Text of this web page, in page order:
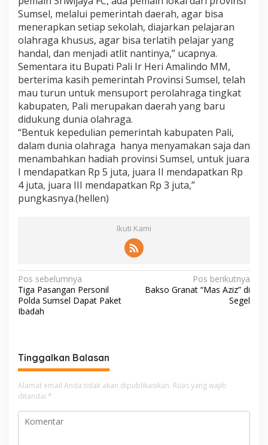
Sumsel, melalui pemerintah daerah, agar bisa
menerapkan setiap sekolah, diajarkan pelajaran
olahraga khusus, agar bisa terlatih pelajar yang
handal, dan menjadi atlit nantinya,” ucapnya.
Sementara itu Bupati Pali Ir Heri Amalindo MM,
berterima kasih pemerintah Provinsi Sumsel, telah
mau turun untuk mensuport perolahraga tingkat
kabupaten, Pali merupakan daerah yang baru
didukung dunia olahraga.
“Bentuk kepedulian pemerintah kabupaten Pali,
dalam dunia olahraga hanya menyamakan saja dan
menambahkan hadiah provinsi Sumsel, untuk juara
I mendapatkan Rp 5 juta, juara II mendapatkan Rp
4 juta, juara III mendapatkan Rp 3 juta,”
pungkasnya.(hellen)
Ikuti Kami
N
a
v
g
a
s
i
p
Pos sebelumnya
Tiga Pasangan Personil
Polda Sumsel Dapat Paket
Ibadah
Pos berikutnya
Bakso Granat “Mas Aziz” di
Segel
Tinggalkan Balasan
Alamat email Anda tidak akan dipublikasikan. Ruas yang wajib
ditandai *